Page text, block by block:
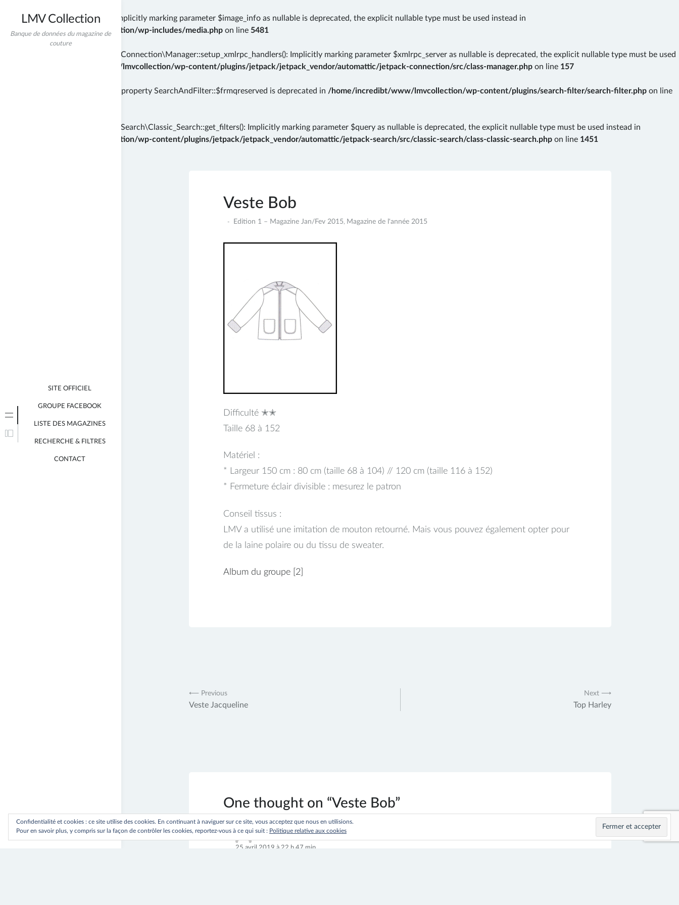
Deprecated: wp_getimagesize(): Implicitly marking parameter $image_info as nullable is deprecated, the explicit nullable type must be used instead in
/home/incredibt/www/lmvcollection/wp-includes/media.php on line 5481
: Automattic\Jetpack\Connection\Manager::setup_xmlrpc_handlers(): Implicitly marking parameter $xmlrpc_server as nullable is deprecated, the explicit nullable type must be used
/home/incredibt/www/lmvcollection/wp-content/plugins/jetpack/jetpack_vendor/automattic/jetpack-connection/src/class-manager.php on line 157
: Creation of dynamic property SearchAndFilter::$frmqreserved is deprecated in /home/incredibt/www/lmvcollection/wp-content/plugins/search-filter/search-filter.php on line
: Automattic\Jetpack\Search\Classic_Search::get_filters(): Implicitly marking parameter $query as nullable is deprecated, the explicit nullable type must be used instead in
/home/incredibt/www/lmvcollection/wp-content/plugins/jetpack/jetpack_vendor/automattic/jetpack-search/src/classic-search/class-classic-search.php on line 1451
LMV Collection
Banque de données du magazine de
couture
SITE OFFICIEL
GROUPE FACEBOOK
LISTE DES MAGAZINES
RECHERCHE & FILTRES
CONTACT
Veste Bob
29
2017
Edition 1 – Magazine Jan/Fev 2015, Magazine de l'année 2015
Difficulté ✭✭
Taille 68 à 152
Matériel :
* Largeur 150 cm : 80 cm (taille 68 à 104) // 120 cm (taille 116 à 152)
* Fermeture éclair divisible : mesurez le patron
Conseil tissus :
LMV a utilisé une imitation de mouton retourné. Mais vous pouvez également opter pour
de la laine polaire ou du tissu de sweater.
Album du groupe [2]
Navigation
de
⟵ Previous
Veste Jacqueline
Next ⟶
Top Harley
One thought on “Veste Bob”
Letempsdunesieste dit :
25 avril 2019 à 22 h 47 min
Confidentialité et cookies : ce site utilise des cookies. En continuant à naviguer sur ce site, vous acceptez que nous en utilisions.
Pour en savoir plus, y compris sur la façon de contrôler les cookies, reportez-vous à ce qui suit : Politique relative aux cookies